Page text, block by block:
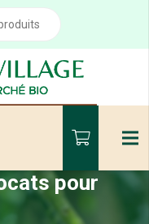
pour